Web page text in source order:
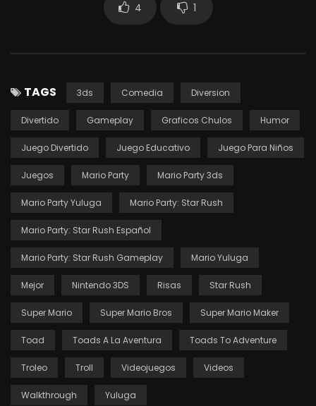
4 1
TAGS 3ds Comedia Diversion
Divertido Gameplay Graficos Chulos Humor
Juego Divertido Juego Educativo Juego Para Niños
Juegos Mario Party Mario Party 3ds
Mario Party Yuluga Mario Party: Star Rush
Mario Party: Star Rush Español
Mario Party: Star Rush Gameplay Mario Yuluga
Mejor Nintendo 3DS Risas Star Rush
Super Mario Super Mario Bros Super Mario Maker
Toad Toads A La Aventura Toads To Adventure
Troleo Troll Videojuegos Videos
Walkthrough Yuluga